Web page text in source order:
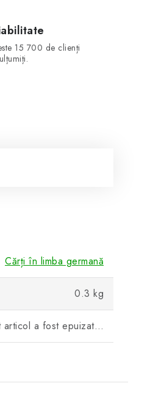
15 700 de clienți
Cărți în limba germană
0.3 kg
articol a fost epuizat…